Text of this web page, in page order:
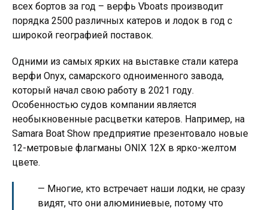
всех бортов за год – верфь Vboats производит
порядка 2500 различных катеров и лодок в год с
широкой географией поставок.
Одними из самых ярких на выставке стали катера
верфи Onyx, самарского одноименного завода,
который начал свою работу в 2021 году.
Особенностью судов компании является
необыкновенные расцветки катеров. Например, на
Samara Boat Show предприятие презентовало новые
12-метровые флагманы ONIX 12X в ярко-желтом
цвете.
— Многие, кто встречает наши лодки, не сразу
видят, что они алюминиевые, потому что